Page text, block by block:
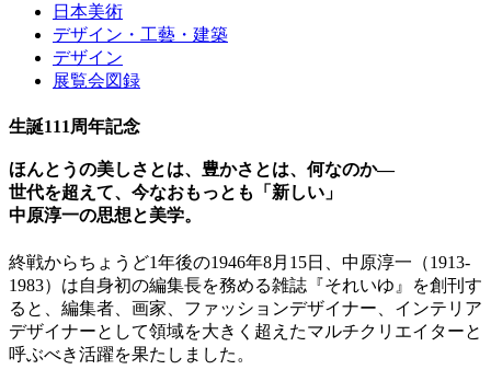
日本美術
デザイン・工藝・建築
デザイン
展覧会図録
生誕111周年記念
ほんとうの美しさとは、豊かさとは、何なのか―
世代を超えて、今なおもっとも「新しい」
中原淳一の思想と美学。
終戦からちょうど1年後の1946年8月15日、中原淳一（1913-
1983）は自身初の編集長を務める雑誌『それいゆ』を創刊す
ると、編集者、画家、ファッションデザイナー、インテリア
デザイナーとして領域を大きく超えたマルチクリエイターと
呼ぶべき活躍を果たしました。